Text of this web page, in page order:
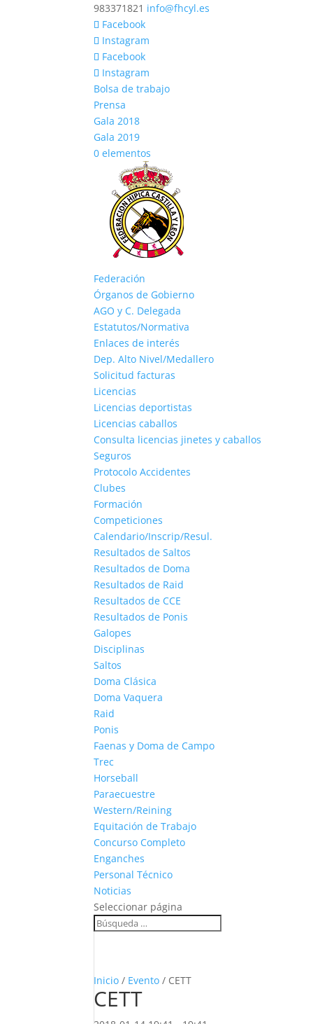
983371821 info@fhcyl.es
Facebook
Instagram
Facebook
Instagram
Bolsa de trabajo
Prensa
Gala 2018
Gala 2019
0 elementos
Federación
Órganos de Gobierno
AGO y C. Delegada
Estatutos/Normativa
Enlaces de interés
Dep. Alto Nivel/Medallero
Solicitud facturas
Licencias
Licencias deportistas
Licencias caballos
Consulta licencias jinetes y caballos
Seguros
Protocolo Accidentes
Clubes
Formación
Competiciones
Calendario/Inscrip/Resul.
Resultados de Saltos
Resultados de Doma
Resultados de Raid
Resultados de CCE
Resultados de Ponis
Galopes
Disciplinas
Saltos
Doma Clásica
Doma Vaquera
Raid
Ponis
Faenas y Doma de Campo
Trec
Horseball
Paraecuestre
Western/Reining
Equitación de Trabajo
Concurso Completo
Enganches
Personal Técnico
Noticias
Seleccionar página
Inicio / Evento / CETT
CETT